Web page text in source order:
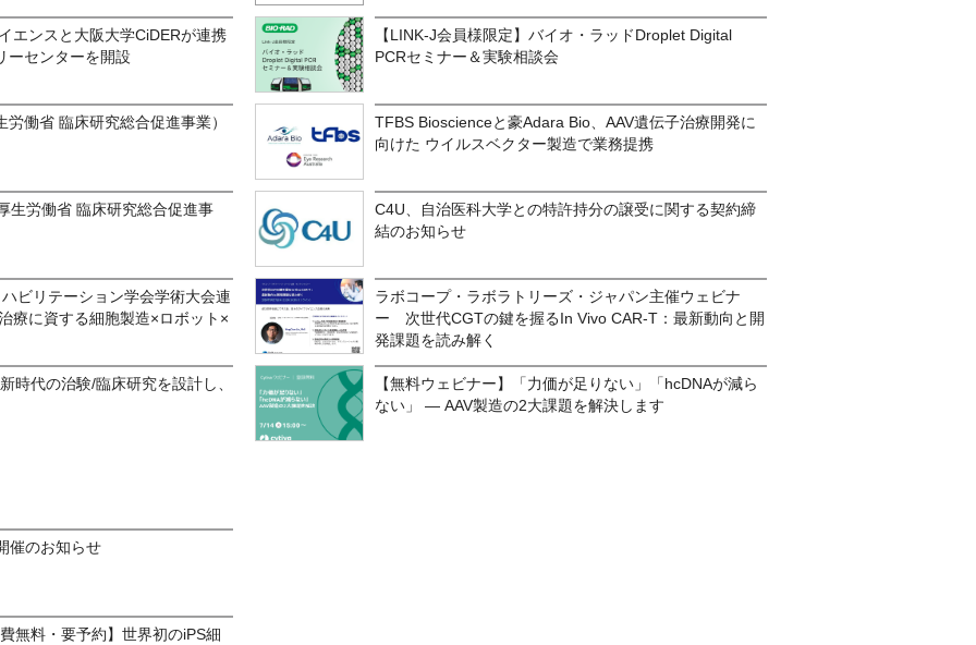
エンスと大阪大学CiDERが連携
ーセンターを開設
働省 臨床研究総合促進事業）
生労働省 臨床研究総合促進事
ビリテーション学会学術大会連
療に資する細胞製造×ロボット×
時代の治験/臨床研究を設計し、
【LINK-J会員様限定】バイオ・ラッドDroplet Digital
PCRセミナー＆実験相談会
TFBS Bioscienceと豪Adara Bio、AAV遺伝子治療開発に
向けた ウイルスベクター製造で業務提携
C4U、自治医科大学との特許持分の譲受に関する契約締
結のお知らせ
ラボコープ・ラボラトリーズ・ジャパン主催ウェビナ
ー 次世代CGTの鍵を握るIn Vivo CAR-T：最新動向と開
発課題を読み解く
【無料ウェビナー】「力価が足りない」「hcDNAが減ら
ない」 ― AAV製造の2大課題を解決します
催のお知らせ
無料・要予約】世界初のiPS細